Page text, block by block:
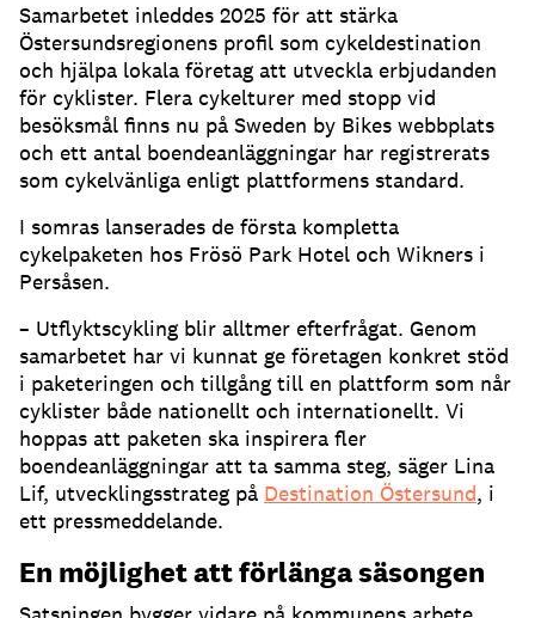
Samarbetet inleddes 2025 för att stärka
Östersundsregionens profil som cykeldestination
och hjälpa lokala företag att utveckla erbjudanden
för cyklister. Flera cykelturer med stopp vid
besöksmål finns nu på Sweden by Bikes webbplats
och ett antal boendeanläggningar har registrerats
som cykelvänliga enligt plattformens standard.
I somras lanserades de första kompletta
cykelpaketen hos Frösö Park Hotel och Wikners i
Persåsen.
– Utflyktscykling blir alltmer efterfrågat. Genom
samarbetet har vi kunnat ge företagen konkret stöd
i paketeringen och tillgång till en plattform som når
cyklister både nationellt och internationellt. Vi
hoppas att paketen ska inspirera fler
boendeanläggningar att ta samma steg, säger Lina
Lif, utvecklingsstrateg på Destination Östersund, i
ett pressmeddelande.
En möjlighet att förlänga säsongen